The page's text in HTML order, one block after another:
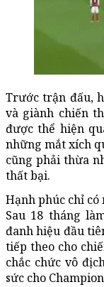
Trước trận đấu,
và giành chiến
được thể hiện
những mắt xích
cũng phải thừa
thất bại.
Hạnh phúc chỉ
Sau 18 tháng
đanh hiệu đầu
tiếp theo cho
chắc chức vô
sức cho